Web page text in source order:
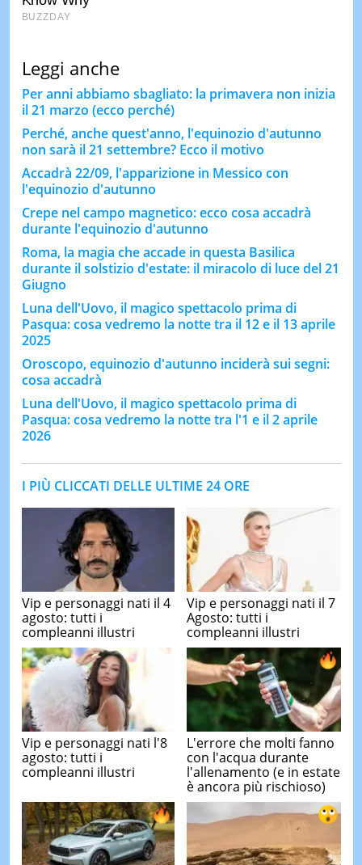
Leggi anche
Per anni abbiamo sbagliato: la primavera non inizia
il 21 marzo (ecco perché)
Perché, anche quest'anno, l'equinozio d'autunno
non sarà il 21 settembre? Ecco il motivo
Accadrà 22/09, l'apparizione in Messico con
l'equinozio d'autunno
Crepe nel campo magnetico: ecco cosa accadrà
durante l'equinozio d'autunno
Roma, la magia che accade in questa Basilica
durante il solstizio d'estate: il miracolo di luce del 21
Giugno
Luna dell'Uovo, il magico spettacolo prima di
Pasqua: cosa vedremo la notte tra il 12 e il 13 aprile
2025
Oroscopo, equinozio d'autunno inciderà sui segni:
cosa accadrà
Luna dell'Uovo, il magico spettacolo prima di
Pasqua: cosa vedremo la notte tra l'1 e il 2 aprile
2026
I PIÙ CLICCATI DELLE ULTIME 24 ORE
Vip e personaggi nati il 4
agosto: tutti i
compleanni illustri
Vip e personaggi nati il 7
Agosto: tutti i
compleanni illustri
Vip e personaggi nati l'8
agosto: tutti i
compleanni illustri
L'errore che molti fanno
con l'acqua durante
l'allenamento (e in estate
è ancora più rischioso)